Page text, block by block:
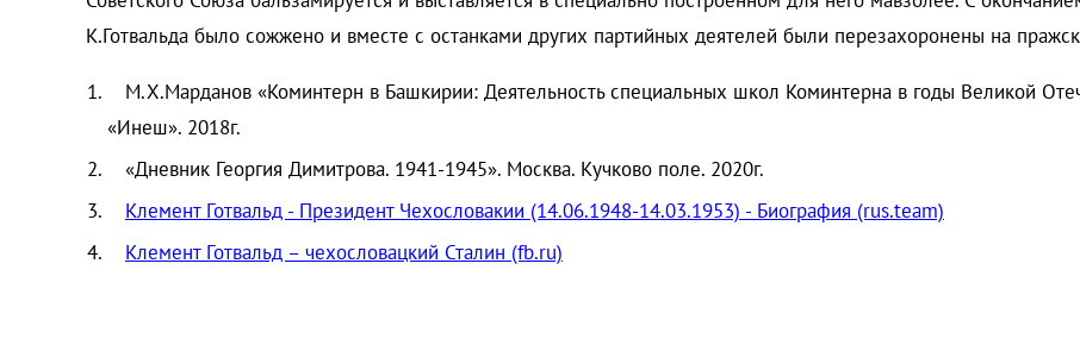
К.Готвальда было сожжено и вместе с останками других партийных деятелей были перезахоронены на
М.Х.Марданов «Коминтерн в Башкирии: Деятельность специальных школ Коминтерна в годы Великой
«Инеш». 2018г.
«Дневник Георгия Димитрова. 1941-1945». Москва. Кучково поле. 2020г.
Клемент Готвальд - Президент Чехословакии (14.06.1948-14.03.1953) - Биография (rus.team)
Клемент Готвальд – чехословацкий Сталин (fb.ru)